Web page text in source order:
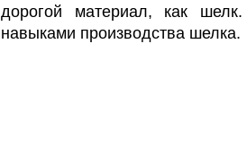
дорогой материал, как
навыками производства шелка.